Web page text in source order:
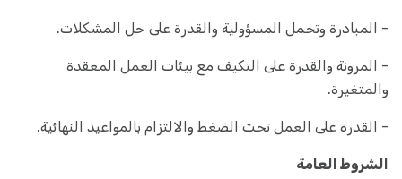
- المبادرة وتحمل المسؤولية والقدرة على حل المشكلات.
- المرونة والقدرة على التكيف مع بيئات العمل المعقدة
والمتغيرة.
- القدرة على العمل تحت الضغط والالتزام بالمواعيد النهائية.
الشروط العامة